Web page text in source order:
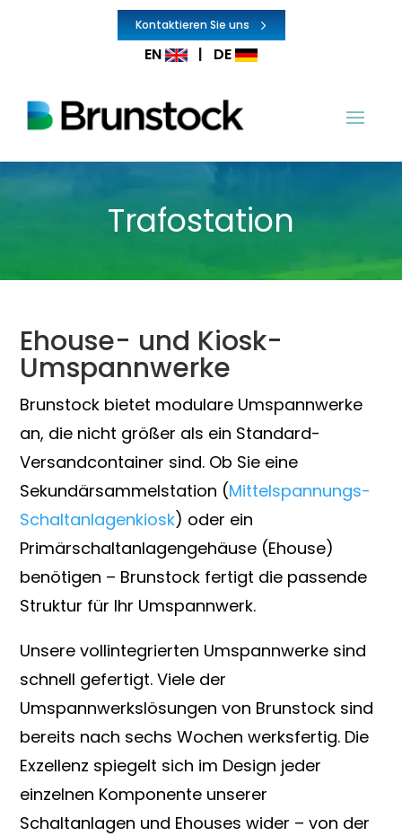
EN | DE
Kontaktieren Sie uns
Trafostation
Ehouse- und Kiosk-
Umspannwerke
Brunstock bietet modulare Umspannwerke
an, die nicht größer als ein Standard-
Versandcontainer sind. Ob Sie eine
Sekundärsammelstation (Mittelspannungs-
Schaltanlagenkiosk) oder ein
Primärschaltanlagengehäuse (Ehouse)
benötigen – Brunstock fertigt die passende
Struktur für Ihr Umspannwerk.
Unsere vollintegrierten Umspannwerke sind
schnell gefertigt. Viele der
Umspannwerkslösungen von Brunstock sind
bereits nach sechs Wochen werksfertig. Die
Exzellenz spiegelt sich im Design jeder
einzelnen Komponente unserer
Schaltanlagen und Ehouses wider – von der